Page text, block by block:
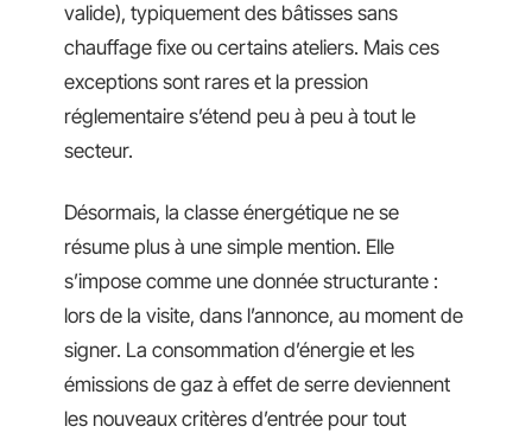
valide), typiquement des bâtisses sans
chauffage fixe ou certains ateliers. Mais ces
exceptions sont rares et la pression
réglementaire s’étend peu à peu à tout le
secteur.
Désormais, la classe énergétique ne se
résume plus à une simple mention. Elle
s’impose comme une donnée structurante :
lors de la visite, dans l’annonce, au moment de
signer. La consommation d’énergie et les
émissions de gaz à effet de serre deviennent
les nouveaux critères d’entrée pour tout